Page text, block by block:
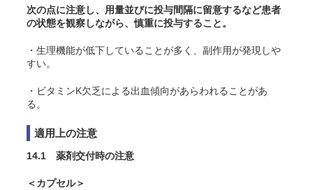
次の点に注意し、用量並びに投与間隔に留意するなど患者
の状態を観察しながら、慎重に投与すること。
・生理機能が低下していることが多く、副作用が発現しや
すい。
・ビタミンK欠乏による出血傾向があらわれることがあ
る。
適用上の注意
14.1 薬剤交付時の注意
＜カプセル＞